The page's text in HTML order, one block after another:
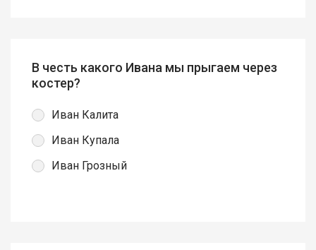
В честь какого Ивана мы прыгаем через
костер?
Иван Калита
Иван Купала
Иван Грозный